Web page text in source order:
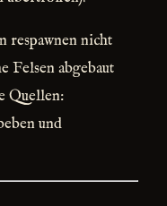
respawnen nicht
Felsen abgebaut
Quellen:
und